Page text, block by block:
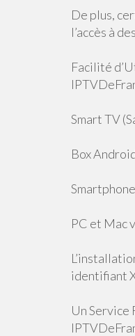
De plus,
l’accès à
Facilité
Smart TV
Box
PC et Mac
identifiant
Un Service